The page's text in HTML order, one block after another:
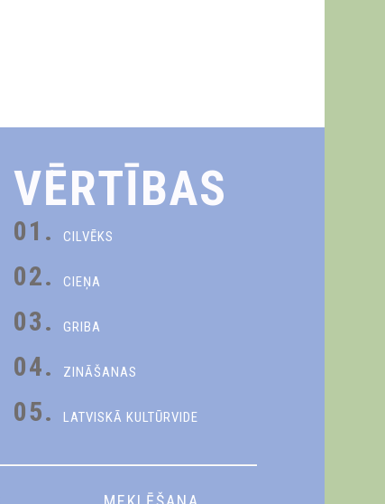
VĒRTĪBAS
01. CILVĒKS
02. CIEŅA
03. GRIBA
04. ZINĀŠANAS
05. LATVISKĀ KULTŪRVIDE